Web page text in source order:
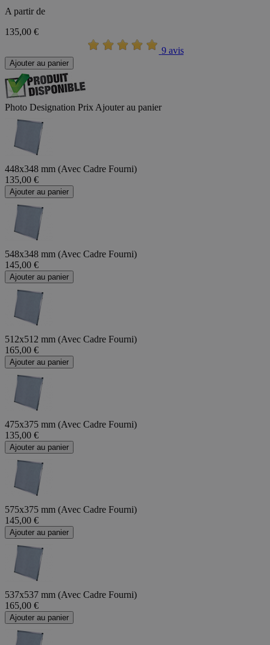
A partir de
135,00 €
9 avis
Ajouter au panier
Photo Designation Prix Ajouter au panier
448x348 mm (Avec Cadre Fourni)
135,00 €
Ajouter au panier
548x348 mm (Avec Cadre Fourni)
145,00 €
Ajouter au panier
512x512 mm (Avec Cadre Fourni)
165,00 €
Ajouter au panier
475x375 mm (Avec Cadre Fourni)
135,00 €
Ajouter au panier
575x375 mm (Avec Cadre Fourni)
145,00 €
Ajouter au panier
537x537 mm (Avec Cadre Fourni)
165,00 €
Ajouter au panier